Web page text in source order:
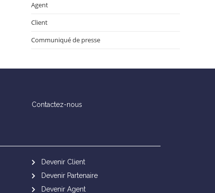
Agent
Client
Communiqué de presse
Contactez-nous
Devenir Client
Devenir Partenaire
Devenir Agent